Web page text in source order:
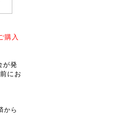
購入
が発
にお
から